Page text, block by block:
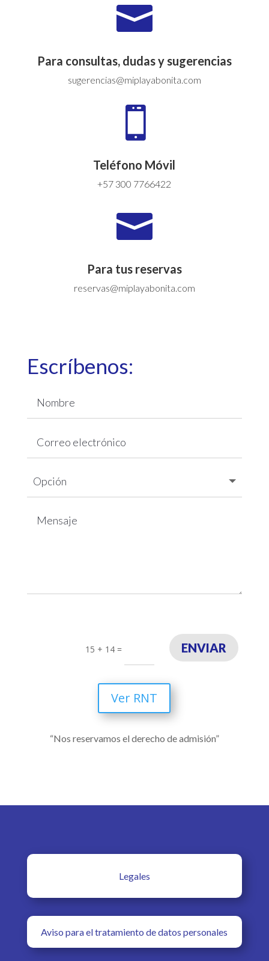

Para consultas, dudas y sugerencias
sugerencias@miplayabonita.com

Teléfono Móvil
+57 300 7766422

Para tus reservas
reservas@miplayabonita.com
Escríbenos:
15 + 14 = ENVIAR
Ver RNT
“Nos reservamos el derecho de admisión”
Legales
Aviso para el tratamiento de datos personales